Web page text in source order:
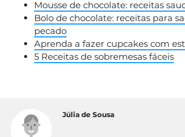
Mousse de chocolate: receitas
Bolo de chocolate: receitas para
pecado
Aprenda a fazer cupcakes com
5 Receitas de sobremesas fáceis
Júlia de Sousa